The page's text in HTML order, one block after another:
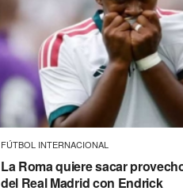
FÚTBOL INTERNACIONAL
La Roma quiere sacar
del Real Madrid con Endrick